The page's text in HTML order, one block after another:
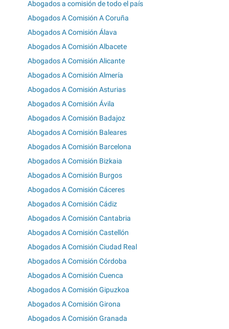
Abogados a comisión de todo el país
Abogados A Comisión A Coruña
Abogados A Comisión Álava
Abogados A Comisión Albacete
Abogados A Comisión Alicante
Abogados A Comisión Almería
Abogados A Comisión Asturias
Abogados A Comisión Ávila
Abogados A Comisión Badajoz
Abogados A Comisión Baleares
Abogados A Comisión Barcelona
Abogados A Comisión Bizkaia
Abogados A Comisión Burgos
Abogados A Comisión Cáceres
Abogados A Comisión Cádiz
Abogados A Comisión Cantabria
Abogados A Comisión Castellón
Abogados A Comisión Ciudad Real
Abogados A Comisión Córdoba
Abogados A Comisión Cuenca
Abogados A Comisión Gipuzkoa
Abogados A Comisión Girona
Abogados A Comisión Granada